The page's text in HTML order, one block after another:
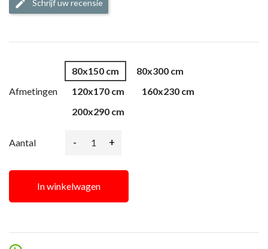
edit Schrijf uw recensie
Afmetingen
80x150 cm
80x300 cm
120x170 cm
160x230 cm
200x290 cm
Aantal - +
In winkelwagen